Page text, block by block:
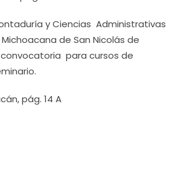
y Ciencias Administrativas
de San Nicolás de
para cursos de
pág. 14 A